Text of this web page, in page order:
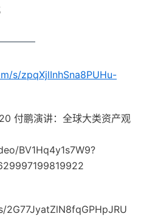
s/zpqXjlInhSna8PUHu-
付鹏演讲：全球大类资产观
BV1Hq4y1s7W9?